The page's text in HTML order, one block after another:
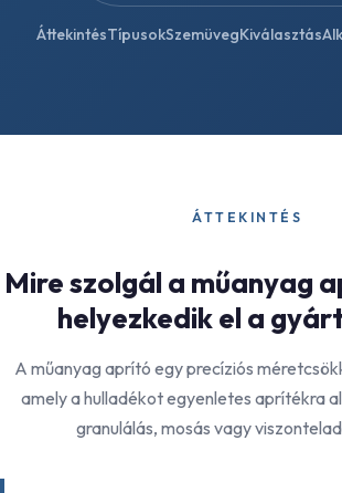
ÁttekintésTípusokSzemüvegKiválasztás
ÁTTEKINTÉS
Mire szolgál a műanyag
helyezkedik el a
A műanyag aprító egy precíziós
amely a hulladékot egyenletes aprítékra
granulálás, mosás vagy